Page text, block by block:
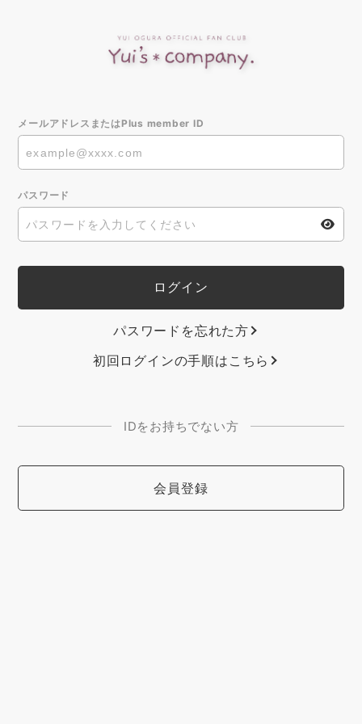
メールアドレスまたはPlus member ID
パスワード
パスワードを忘れた方
初回ログインの手順はこちら
IDをお持ちでない方
会員登録